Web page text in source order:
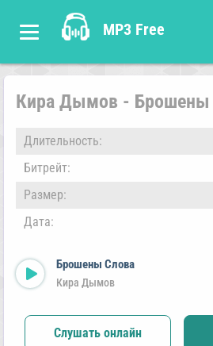
MP3 Free
Кира Дымов - Брошены
Длительность:
Битрейт:
Размер:
Дата:
Брошены Слова
Кира Дымов
Слушать онлайн